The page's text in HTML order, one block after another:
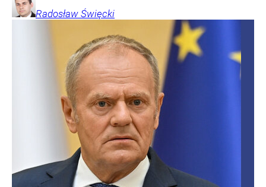
Radosław Święcki